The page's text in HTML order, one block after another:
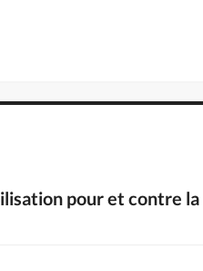
pour et contre